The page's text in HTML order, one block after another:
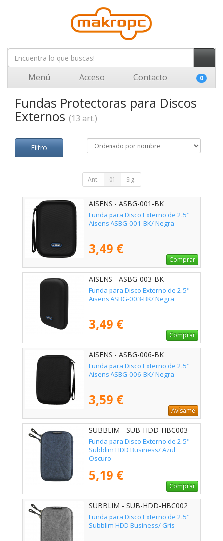
Menú Acceso Contacto 0
Fundas Protectoras para Discos
Externos (13 art.)
Filtro
Ant. 01 Sig.
AISENS - ASBG-001-BK
Funda para Disco Externo de 2.5"
Aisens ASBG-001-BK/ Negra
3,49 €
Comprar
AISENS - ASBG-003-BK
Funda para Disco Externo de 2.5"
Aisens ASBG-003-BK/ Negra
3,49 €
Comprar
AISENS - ASBG-006-BK
Funda para Disco Externo de 2.5"
Aisens ASBG-006-BK/ Negra
3,59 €
Avísame
SUBBLIM - SUB-HDD-HBC003
Funda para Disco Externo de 2.5"
Subblim HDD Business/ Azul
Oscuro
5,19 €
Comprar
SUBBLIM - SUB-HDD-HBC002
Funda para Disco Externo de 2.5"
Subblim HDD Business/ Gris